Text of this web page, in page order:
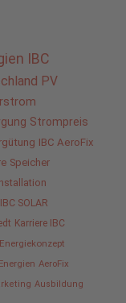
IBC
PV
Strompreis
IBC AeroFix
Speicher
SOLAR
Karriere IBC
Energiekonzept
AeroFix
Ausbildung